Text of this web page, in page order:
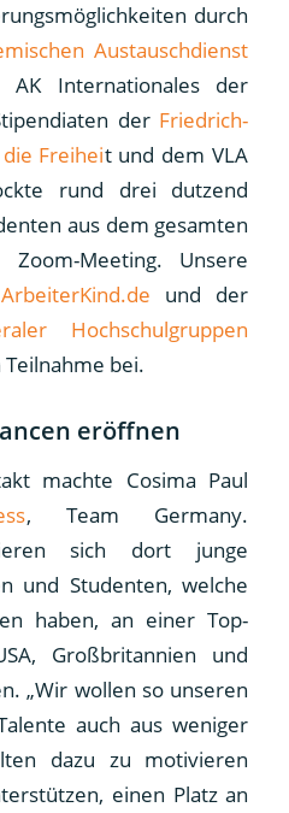
durch
Austauschdienst
Internationales der
der Friedrich-
Freiheit und dem VLA
rund drei dutzend
aus dem gesamten
Meeting. Unsere
ArbeiterKind.de und der
Hochschulgruppen
bei.
eröffnen
machte Cosima Paul
, Team Germany.
sich dort junge
und Studenten, welche
haben, an einer Top-
Großbritannien und
„Wir wollen so unseren
auch aus weniger
dazu zu motivieren
einen Platz an